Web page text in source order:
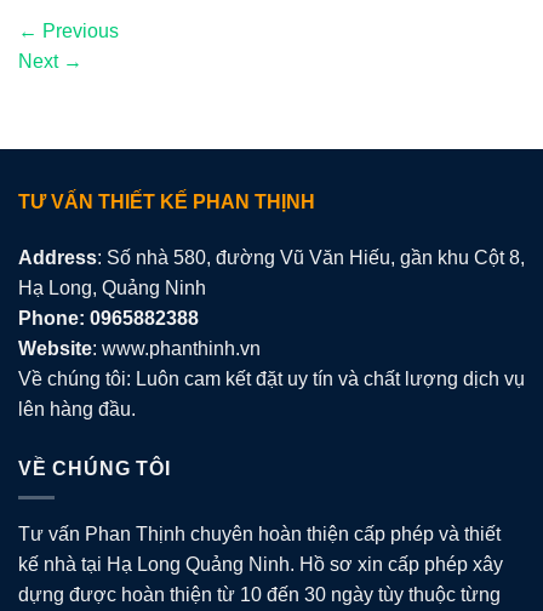
← Previous
Next →
TƯ VẤN THIẾT KẾ PHAN THỊNH
Address: Số nhà 580, đường Vũ Văn Hiếu, gần khu Cột 8,
Hạ Long, Quảng Ninh
Phone: 0965882388
Website: www.phanthinh.vn
Về chúng tôi: Luôn cam kết đặt uy tín và chất lượng dịch vụ
lên hàng đầu.
VỀ CHÚNG TÔI
Tư vấn Phan Thịnh chuyên hoàn thiện cấp phép và thiết
kế nhà tại Hạ Long Quảng Ninh. Hồ sơ xin cấp phép xây
dựng được hoàn thiện từ 10 đến 30 ngày tùy thuộc từng